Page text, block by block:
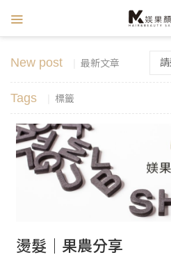
燙髮｜果農分享
New post 最新文章
Tags 標籤